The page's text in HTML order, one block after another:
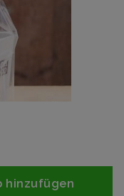
hinzufügen